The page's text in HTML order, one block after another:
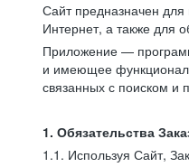
Сайт предназначен
Интернет, а также для
Приложение —
и имеющее функционал,
связанных с поиском и
1. Обязательства
1.1. Используя Сайт,